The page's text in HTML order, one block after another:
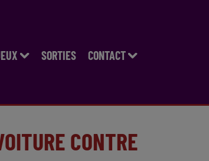
SORTIES CONTACT
CONTRE